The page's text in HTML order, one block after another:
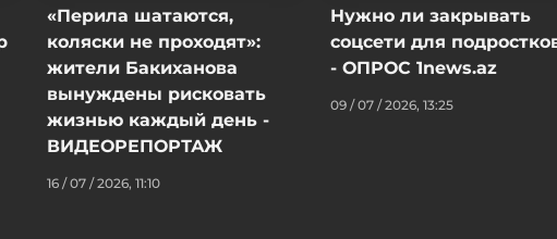
«Перила шатаются,
коляски не проходят»:
жители Бакиханова
вынуждены рисковать
жизнью каждый день -
ВИДЕОРЕПОРТАЖ
16 / 07 / 2026, 11:10
Нужно ли закрывать
соцсети для
- ОПРОС 1news.az
09 / 07 / 2026, 13:25